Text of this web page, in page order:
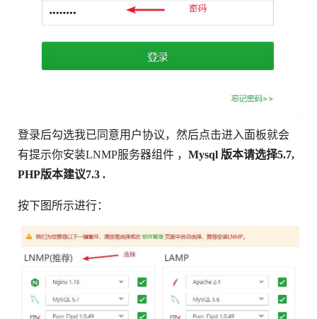
登录后勾选我已同意用户协议，然后点击进入面板就会
有提示你安装LNMP服务器组件 ， Mysql 版本请选择5.7,
PHP版本建议7.3 .
按下图所示进行：